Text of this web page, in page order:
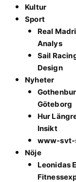
Kultur
Sport
Real
Analys
Sail
Design
Nyheter
Göteborg
Hur
Insikt
www-svt-
Nöje
Leonidas